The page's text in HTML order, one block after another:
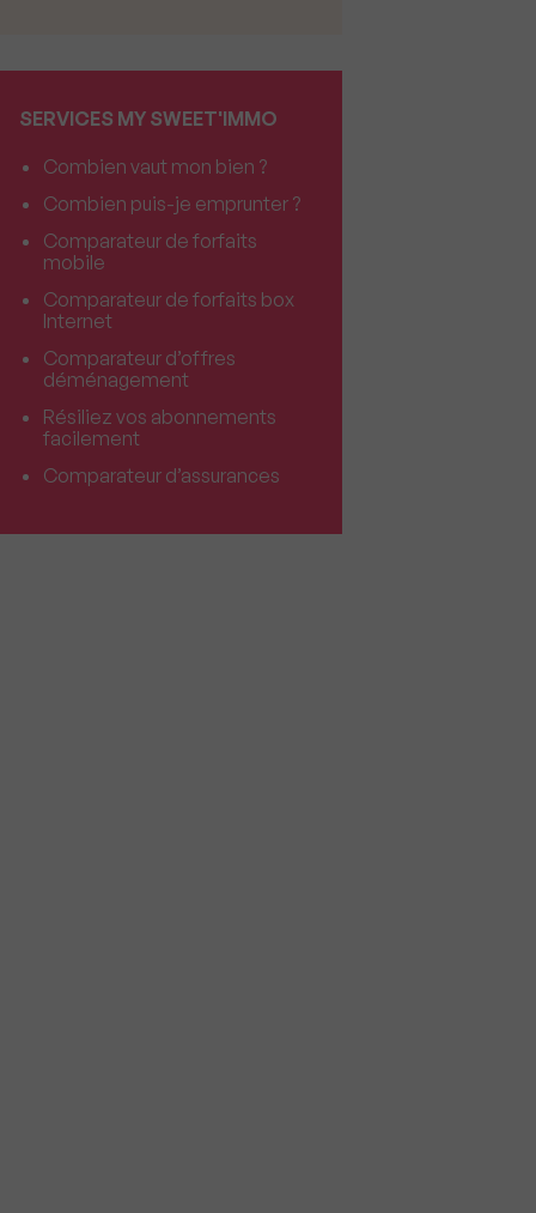
SERVICES MY SWEET'IMMO
Combien vaut mon bien ?
Combien puis-je emprunter ?
Comparateur de forfaits
mobile
Comparateur de forfaits box
Internet
Comparateur d’offres
déménagement
Résiliez vos abonnements
facilement
Comparateur d’assurances